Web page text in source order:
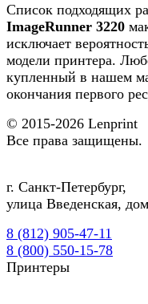
Список подходящих
ImageRunner 3220
исключает
модели принтера.
купленный в нашем
окончания первого
© 2015-2026 Lenprint
Все права защищены.
г. Санкт-Петербург,
улица Введенская,
8 (812) 905-47-11
8 (800) 550-15-78
Принтеры